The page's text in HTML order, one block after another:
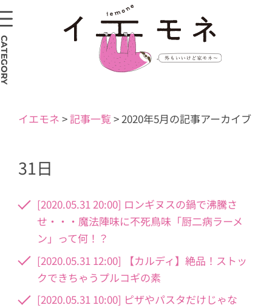
イエモネ >記事一覧>2020年5月の記事アーカイブ
31日
[2020.05.31 20:00] ロンギヌスの鍋で沸騰さ
せ・・・魔法陣味に不死鳥味「厨二病ラーメ
ン」って何！？
[2020.05.31 12:00] 【カルディ】絶品！ストッ
クできちゃうプルコギの素
[2020.05.31 10:00] ピザやパスタだけじゃな